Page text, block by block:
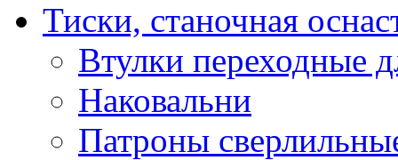
Тиски, станочная
Втулки переходные
Наковальни
Патроны